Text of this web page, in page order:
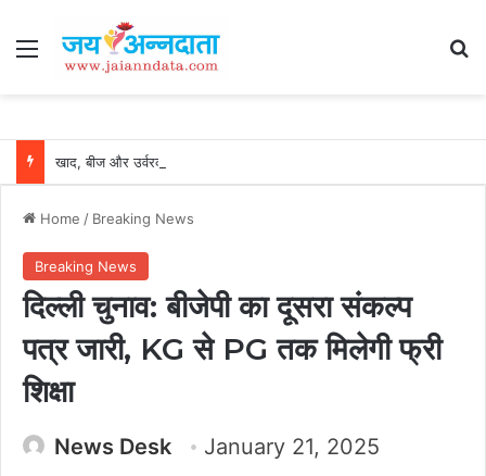
Menu
Home / Breaking News
Breaking News
दिल्ली चुनाव: बीजेपी का दूसरा संकल्प
पत्र जारी, KG से PG तक मिलेगी फ्री
शिक्षा
News Desk
January 21, 2025